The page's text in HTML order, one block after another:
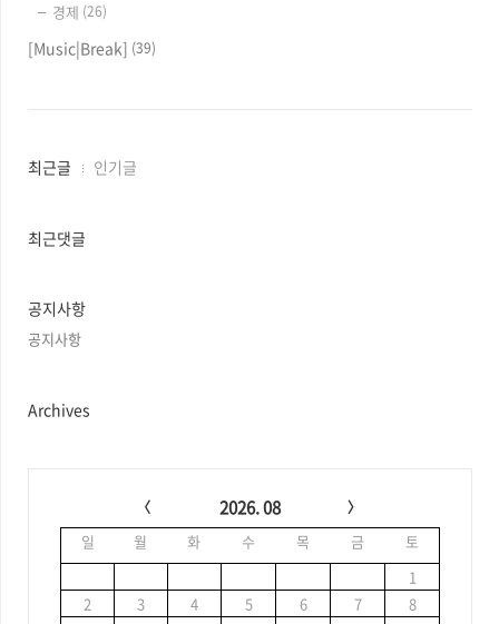
경제 (26)
[Music|Break] (39)
최
과
글
최근글 인기글
최근댓글
공지사항
공지사항
Archives
2026. 08
일 월 화 수 목 금
토
1
2
3 4 5 6 7
8